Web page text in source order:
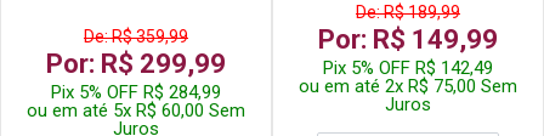
De: R$ 359,99
Por: R$ 299,99
Pix 5% OFF R$ 284,99
ou em até 5x R$ 60,00 Sem
Juros
De: R$ 189,99
Por: R$ 149,99
Pix 5% OFF R$ 142,49
ou em até 2x R$ 75,00 Sem
Juros